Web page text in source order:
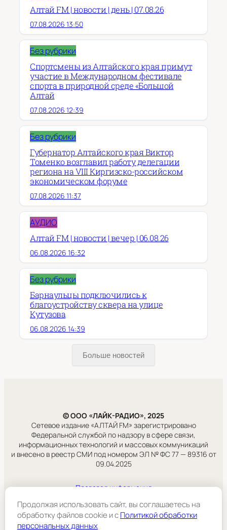
Алтай FM | новости | день | 07.08.26
07.08.2026 13:50
Без рубрики
Спортсмены из Алтайского края примут
участие в Международном фестивале
спорта в природной среде «Большой
Алтай
07.08.2026 12:39
Без рубрики
Губернатор Алтайского края Виктор
Томенко возглавил работу делегации
региона на VIII Киргизско-российском
экономическом форуме
07.08.2026 11:37
АУДИО
Алтай FM | новости | вечер | 06.08.26
06.08.2026 16:32
Без рубрики
Барнаульцы подключились к
благоустройству сквера на улице
Кутузова
06.08.2026 14:39
Больше новостей
© ООО «ЛАЙК-РАДИО», 2025
Сетевое издание «АЛТАЙ FM» зарегистрировано
Федеральной службой по надзору в сфере связи,
информационных технологий и массовых коммуникаций
и внесено в реестр СМИ под номером ЭЛ № ФС 77 — 89316 от
09.04.2025
Правовая информация
ООО «ЛАЙК-РАДИО».
Продолжая использовать сайт, вы соглашаетесь на
обработку файлов cookie и cПолитикой обработки
персональных данных